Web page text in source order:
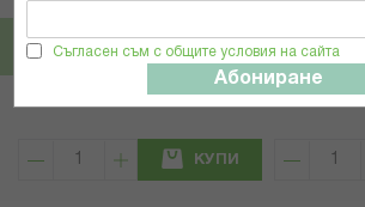
Съгласен съм с общите условия на сайта
Абониране
25,30 € / 49.48 лв.
КУПИ
21,95 € /
24,39 € /